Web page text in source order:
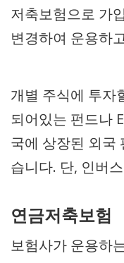
저축보험으로 가
변경하여 운용하
개별 주식에 투자
되어있는 펀드나
국에 상장된 외국
습니다. 단, 인버
연금저축보험
보험사가 운용하